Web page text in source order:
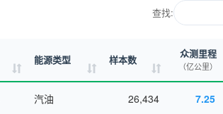
查找:
能源类型 样本数 众测里程
（亿公里）
汽油 26,434 7.25